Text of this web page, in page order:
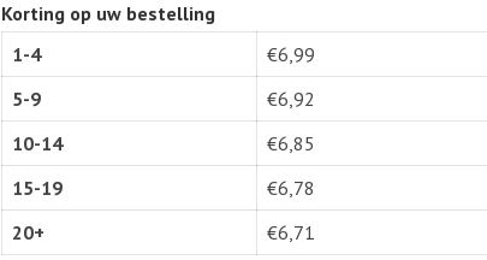
Korting op uw bestelling
1-4
€6,99
5-9
€6,92
10-14
€6,85
15-19
€6,78
20+
€6,71